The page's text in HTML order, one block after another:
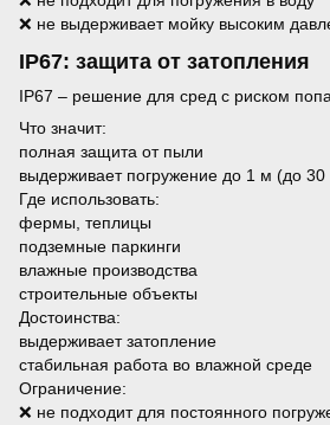
❌ не выдерживает мойку высоким
IP67: защита от затопления
IP67 – решение для сред с риском
Что значит:
полная защита от пыли
выдерживает погружение до 1 м (до
Где использовать:
фермы, теплицы
подземные паркинги
влажные производства
строительные объекты
Достоинства:
выдерживает затопление
стабильная работа во влажной среде
Ограничение:
❌ не подходит для постоянного